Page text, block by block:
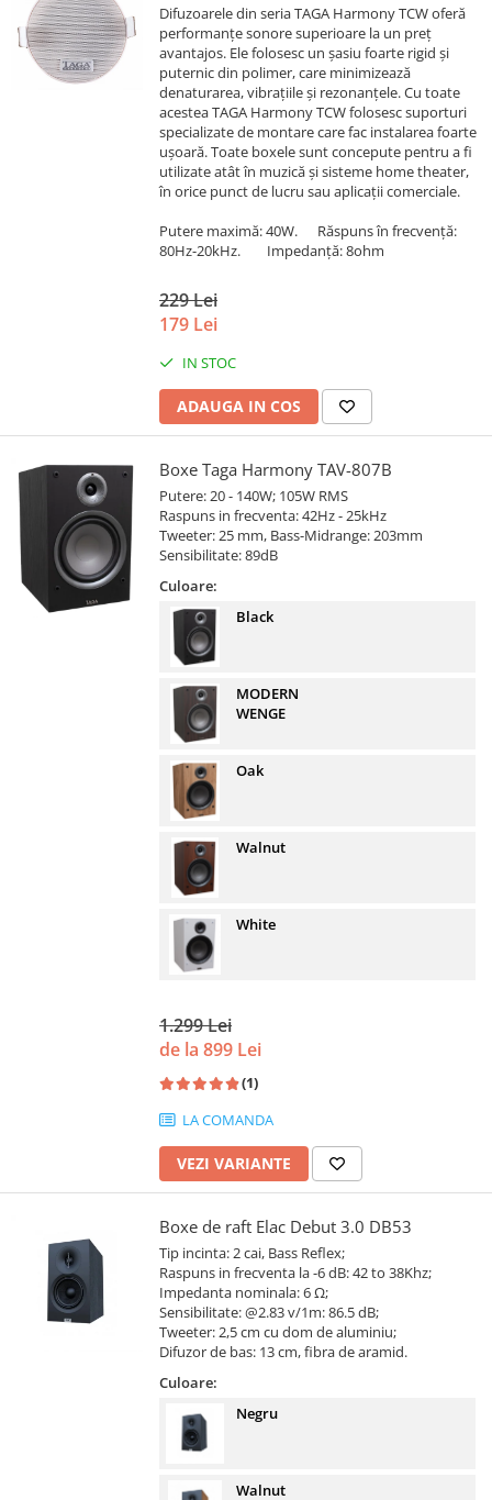
Difuzoarele din seria TAGA Harmony TCW oferă
performanțe sonore superioare la un preț
avantajos. Ele folosesc un şasiu foarte rigid şi
puternic din polimer, care minimizează
denaturarea, vibraţiile și rezonanţele. Cu toate
acestea TAGA Harmony TCW folosesc suporturi
specializate de montare care fac instalarea foarte
uşoară. Toate boxele sunt concepute pentru a fi
utilizate atât în muzică şi sisteme home theater,
în orice punct de lucru sau aplicaţii comerciale.
Putere maximă: 40W. Răspuns în frecvenţă:
80Hz-20kHz. Impedanţă: 8ohm
229 Lei
179 Lei
IN STOC
ADAUGA IN COS
Boxe Taga Harmony TAV-807B
Putere: 20 - 140W; 105W RMS
Raspuns in frecventa: 42Hz - 25kHz
Tweeter: 25 mm, Bass-Midrange: 203mm
Sensibilitate: 89dB
Culoare:
Black
MODERN
WENGE
Oak
Walnut
White
1.299 Lei
de la 899 Lei
(1)
LA COMANDA
VEZI VARIANTE
Boxe de raft Elac Debut 3.0 DB53
Tip incinta: 2 cai, Bass Reflex;
Raspuns in frecventa la -6 dB: 42 to 38Khz;
Impedanta nominala: 6 Ω;
Sensibilitate: @2.83 v/1m: 86.5 dB;
Tweeter: 2,5 cm cu dom de aluminiu;
Difuzor de bas: 13 cm, fibra de aramid.
Culoare:
Negru
Walnut